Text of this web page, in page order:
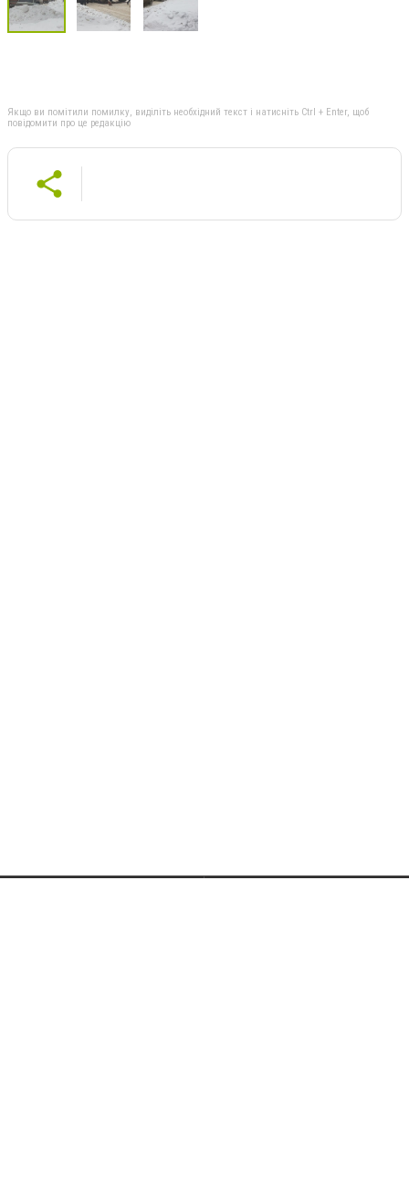
Якщо ви помітили помилку, виділіть необхідний текст і натисніть Ctrl + Enter, щоб
повідомити про це редакцію